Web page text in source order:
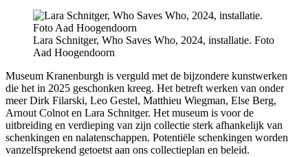
Lara Schnitger, Who Saves Who, 2024, installatie. Foto
Aad Hoogendoorn
Museum Kranenburgh is verguld met de bijzondere kunstwerken
die het in 2025 geschonken kreeg. Het betreft werken van onder
meer Dirk Filarski, Leo Gestel, Matthieu Wiegman, Else Berg,
Arnout Colnot en Lara Schnitger. Het museum is voor de
uitbreiding en verdieping van zijn collectie sterk afhankelijk van
schenkingen en nalatenschappen. Potentiële schenkingen worden
vanzelfsprekend getoetst aan ons collectieplan en beleid.